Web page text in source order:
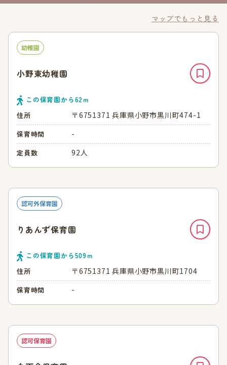
マップでもっと見る
幼稚園
小野東幼稚園
この保育園から62ｍ
住所
〒6751371 兵庫県小野市黒川町474-1
保育時間 -
定員数 92人
認可外保育園
りあんず保育園
この保育園から509ｍ
住所
〒6751371 兵庫県小野市黒川町1704
保育時間 -
認可保育園